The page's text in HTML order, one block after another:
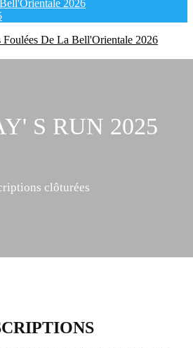
2026
Foulées De La Bell'Orientale 2026
S RUN 2025
clôturées